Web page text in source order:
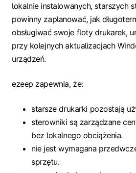
lokalnie instalowanych, starszych
powinny zaplanować, jak
obsługiwać swoje floty drukarek,
przy kolejnych aktualizacjach
urządzeń.
ezeep zapewnia, że:
starsze drukarki pozostają
sterowniki są zarządzane
bez lokalnego obciążenia.
nie jest wymagana
sprzętu.